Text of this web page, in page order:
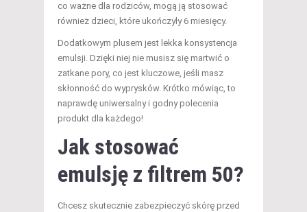
co ważne dla rodziców, mogą ją stosować
również dzieci, które ukończyły 6 miesięcy.
Dodatkowym plusem jest lekka konsystencja
emulsji. Dzięki niej nie musisz się martwić o
zatkane pory, co jest kluczowe, jeśli masz
skłonność do wyprysków. Krótko mówiąc, to
naprawdę uniwersalny i godny polecenia
produkt dla każdego!
Jak stosować
emulsję z filtrem 50?
Chcesz skutecznie zabezpieczyć skórę przed